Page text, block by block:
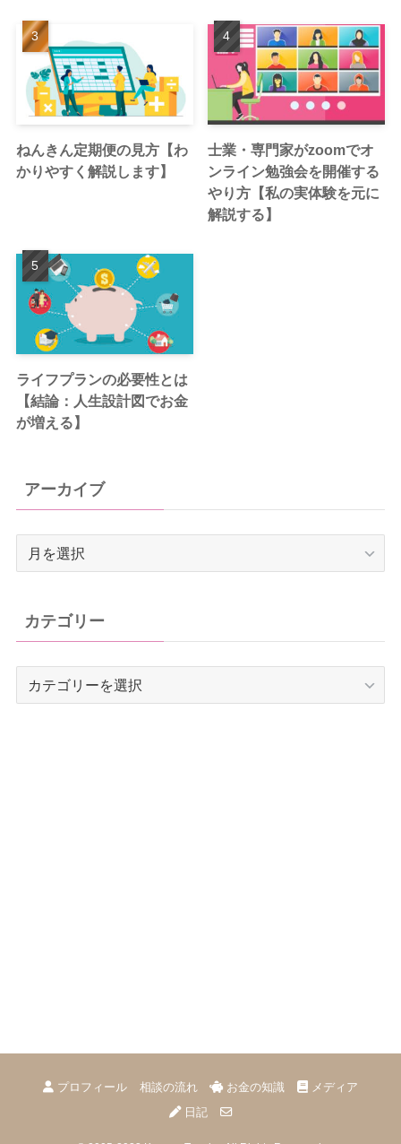
ねんきん定期便の見方【わ
かりやすく解説します】
士業・専門家がzoomでオ
ンライン勉強会を開催する
やり方【私の実体験を元に
解説する】
ライフプランの必要性とは
【結論：人生設計図でお金
が増える】
アーカイブ
ブ
カテゴリー
プロフィール 相談の流れ お金の知識
メディア
日記